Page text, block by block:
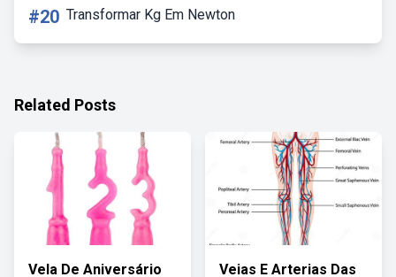
#20 Transformar Kg Em Newton
Related Posts
Vela De Aniversário Veias E Arterias Das